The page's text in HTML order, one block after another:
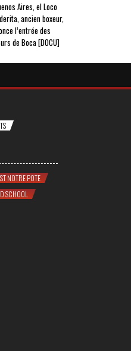
Aires, el Loco
ancien boxeur,
l’entrée des
de Boca [DOCU]
NOTRE POTE
SCHOOL